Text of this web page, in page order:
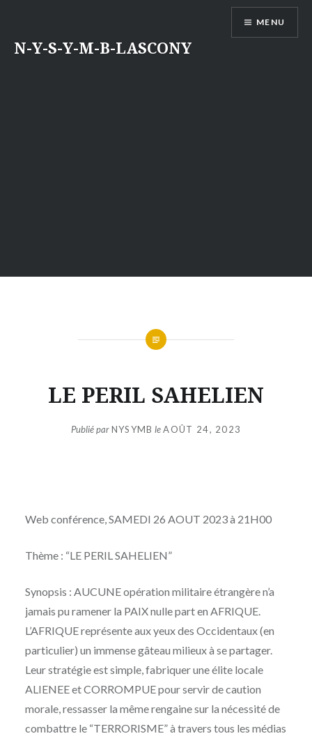
contenu
N-Y-S-Y-M-B-LASCONY
MENU
LE PERIL SAHELIEN
Publié parNYSYMB leAOÛT 24, 2023
Web conférence, SAMEDI 26 AOUT 2023 à 21H00
Thème : “LE PERIL SAHELIEN”
Synopsis : AUCUNE opération militaire étrangère n’a
jamais pu ramener la PAIX nulle part en AFRIQUE.
L’AFRIQUE représente aux yeux des Occidentaux (en
particulier) un immense gâteau milieux à se partager.
Leur stratégie est simple, fabriquer une élite locale
ALIENEE et CORROMPUE pour servir de caution
morale, ressasser la même rengaine sur la nécessité de
combattre le “TERRORISME” à travers tous les médias